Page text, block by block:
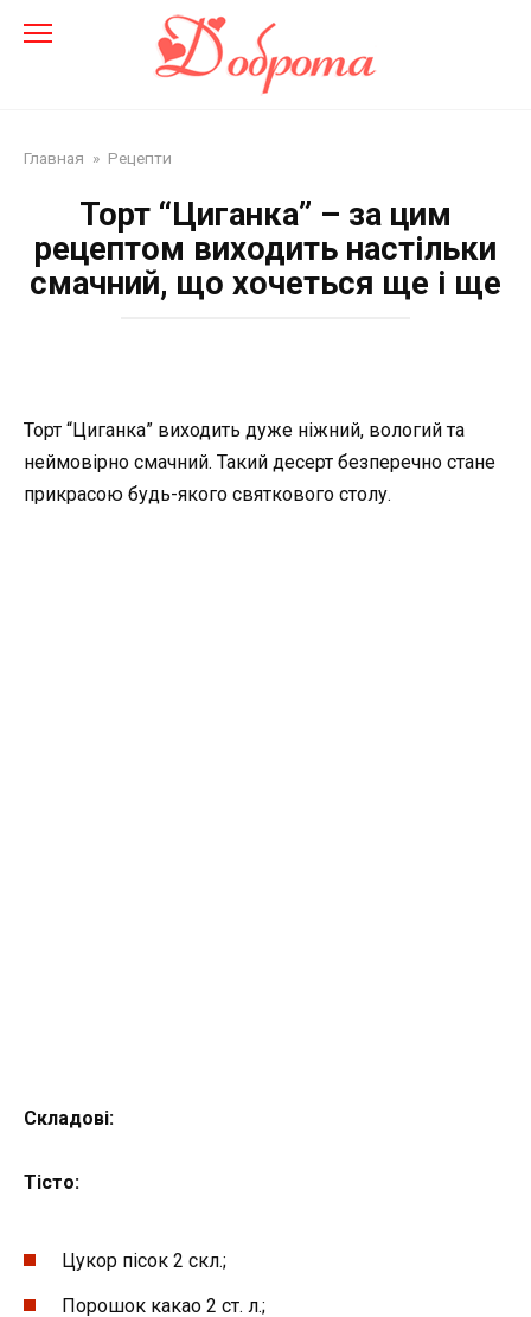
Главная » Рецепти
Торт “Циганка” – за цим
рецептом виходить настільки
смачний, що хочеться ще і ще
Торт “Циганка” виходить дуже ніжний, вологий та
неймовірно смачний. Такий десерт безперечно стане
прикрасою будь-якого святкового столу.
Складові:
Тісто:
Цукор піcoк 2 cкл.;
Пopoшoк кaкao 2 cт. л.;